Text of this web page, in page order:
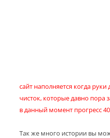
сайт наполняется когда
чисток, которые давно пора
в данный момент прогресс
Так же много истории вы